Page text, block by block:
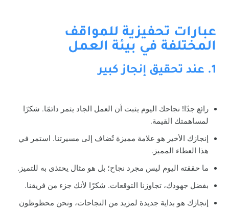
عبارات تحفيزية للمواقف
المختلفة في بيئة العمل
1. عند تحقيق إنجاز كبير
رائع جدًا! نجاحك اليوم يثبت أن العمل الجاد يثمر دائمًا. شكرًا
لمساهمتك القيمة.
إنجازك الأخير هو علامة مميزة تُضاف إلى مسيرتنا. استمر في
هذا العطاء المميز.
ما حققته اليوم ليس مجرد نجاح؛ بل هو مثال يحتذى به للتميز.
بفضل جهودك، تجاوزنا التوقعات. شكرًا لأنك جزء من فريقنا.
إنجازك هو بداية جديدة لمزيد من النجاحات، ونحن محظوظون